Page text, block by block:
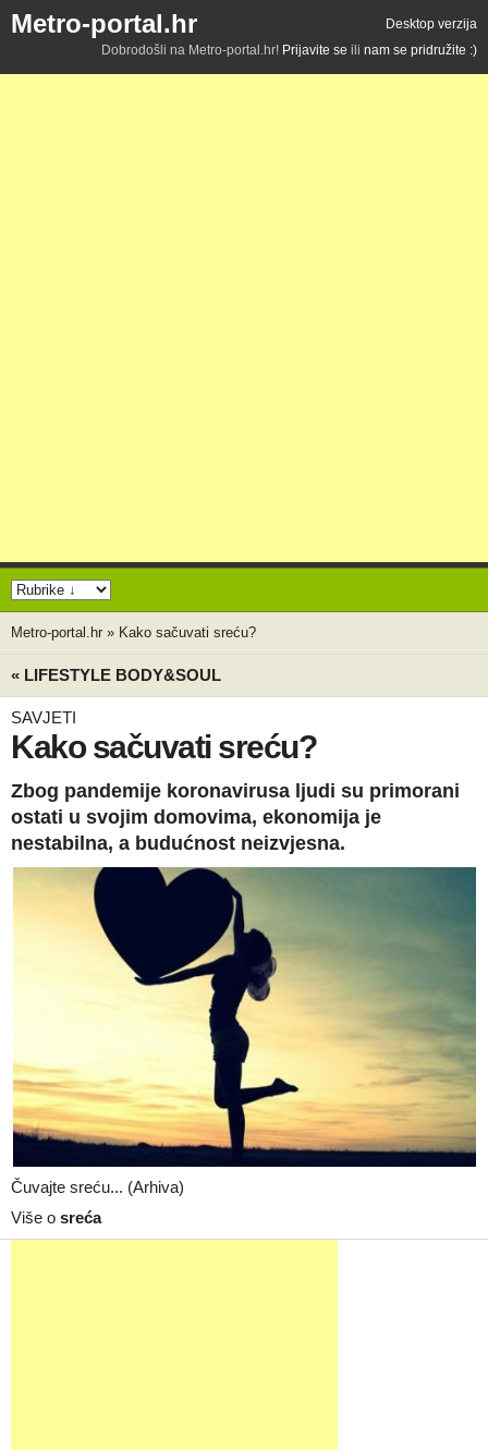
Metro-portal.hr
Desktop verzija
Dobrodošli na Metro-portal.hr! Prijavite se ili nam se pridružite :)
Metro-portal.hr » Kako sačuvati sreću?
« LIFESTYLE BODY&SOUL
SAVJETI
Kako sačuvati sreću?
Zbog pandemije koronavirusa ljudi su primorani
ostati u svojim domovima, ekonomija je
nestabilna, a budućnost neizvjesna.
Čuvajte sreću... (Arhiva)
Više o sreća